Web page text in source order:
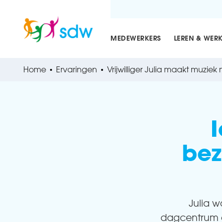
MEDEWERKERS LEREN &
Home Ervaringen Vrijwilliger Julia maakt muziek
Julia
dagcentrum